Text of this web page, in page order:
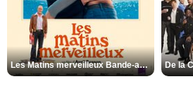
Les Matins merveilleux Bande-annonce VF